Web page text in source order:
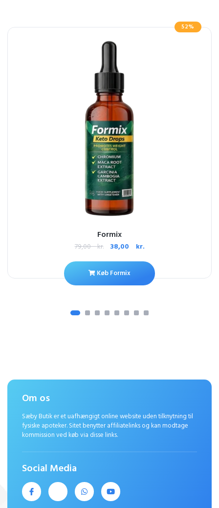
52%
Formix
79,00kr. 38,00 kr.
Køb Formix
Om os
Sæby Butik er et uafhængigt online website uden tilknytning til
fysiske apoteker. Sitet benytter affiliatelinks og kan modtage
kommission ved køb via disse links.
Social Media